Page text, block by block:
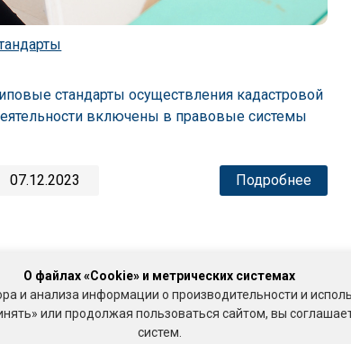
стандарты осуществления кадастровой
включены в правовые системы
07.12.2023 Подробнее
О файлах «Cookie» и метрических системах
и анализа информации о производительности и
или продолжая пользоваться сайтом, вы
систем.